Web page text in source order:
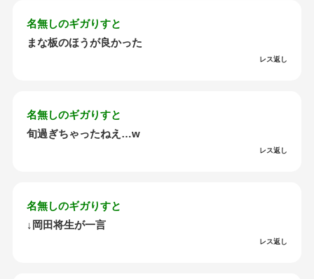
名無しのギガりすと
まな板のほうが良かった
レス返し
名無しのギガりすと
旬過ぎちゃったねえ…w
レス返し
名無しのギガりすと
↓岡田将生が一言
レス返し